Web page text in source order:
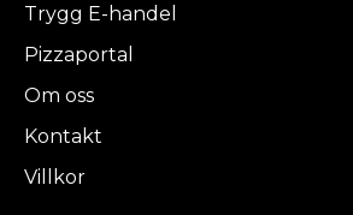
Trygg E-handel
Pizzaportal
Om oss
Kontakt
Villkor